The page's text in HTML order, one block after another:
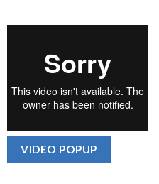
VIDEO POPUP